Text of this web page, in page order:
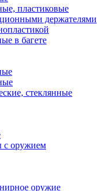
пластиковые
держателями
в багете
стеклянные
с оружием
оружие